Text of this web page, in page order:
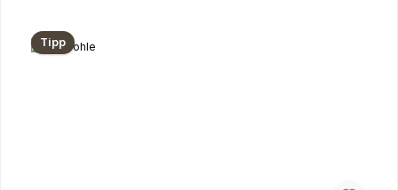
Tipp